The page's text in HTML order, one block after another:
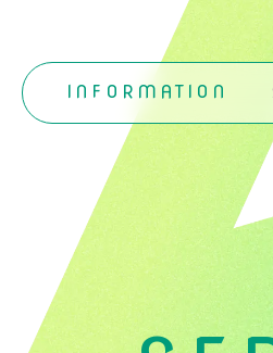
INFORMATION